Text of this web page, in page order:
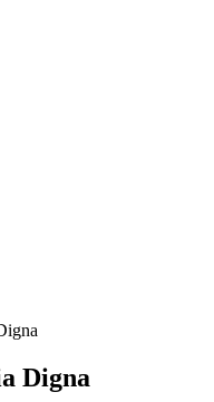
Digna